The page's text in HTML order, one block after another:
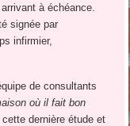
à échéance.
signée par
infirmier,
de consultants
où il fait bon
dernière étude et